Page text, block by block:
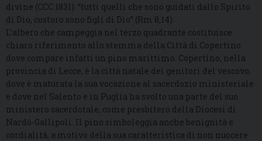
divine (CCC 1831): “tutti quelli che sono guidati dallo Spirito
di Dio, costoro sono figli di Dio” (Rm 8,14).
L’albero che campeggia nel terzo quadrante costituisce
chiaro riferimento allo stemma della Città di Copertino
dove compare infatti un pino marittimo. Copertino, nella
provincia di Lecce, è la città natale dei genitori del vescovo,
dove è maturata la sua vocazione al sacerdozio ministeriale
e dove nel Salento e in Puglia ha svolto una parte del suo
ministero sacerdotale, come presbitero della Diocesi di
Nardò-Gallipoli. Il pino simboleggia anche benignità e
cordialità, a motivo della sua caratteristica di non nuocere